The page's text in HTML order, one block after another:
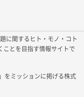
に関するヒト・モノ・コト
ことを目指す情報サイトで
をミッションに掲げる株式